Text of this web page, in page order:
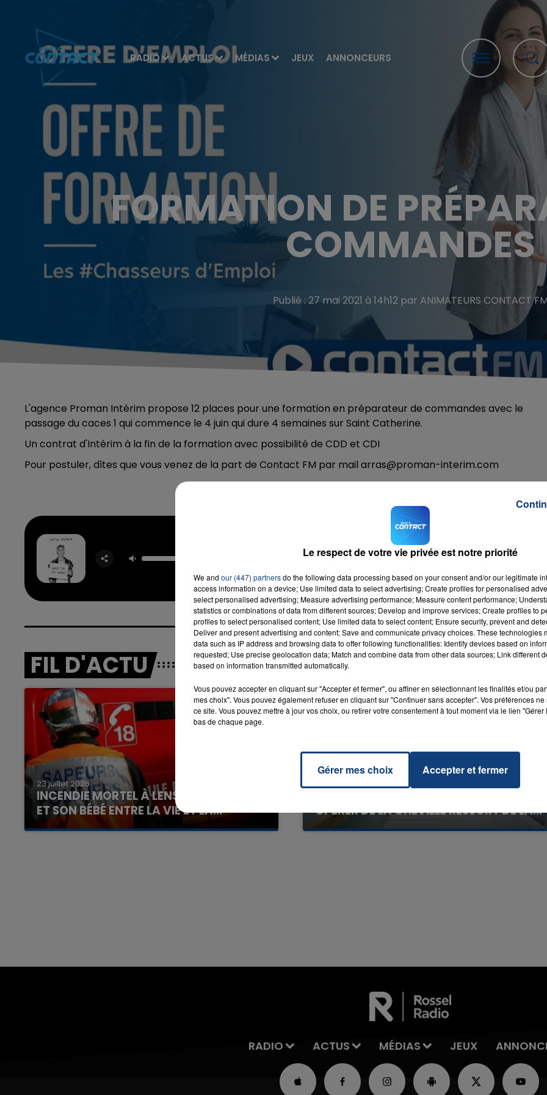
RADIO ACTUS MÉDIAS JEUX ANNONCEURS
FORMATION DE
COMMANDES
Publié : 27 mai 2021 à 14h12 par ANIMATEURS CONTACT FM
L'agence Proman Intérim propose 12 places pour une formation en préparateur de commandes avec le
passage du caces 1 qui commence le 4 juin qui dure 4 semaines sur Saint Catherine.
Un contrat d'Intérim à la fin de la formation avec possibilité de CDD et CDI
Pour postuler, dîtes que vous venez de la part de Contact FM par mail arras@proman-interim.com
RADIO CONTACT
FIL D'ACTU
23 juillet 2026
INCENDIE MORTEL À LENS : UNE FEMME
ET SON BÉBÉ ENTRE LA VIE ET LA...
Un homme s'est immolé par le feu après avoir
OPÉRER DE LA CHEVILLE RESSORT DE LA...
La famille a porté plainte contre la clinique qui a
RADIO ACTUS MÉDIAS JEUX
Le respect de votre vie privée est notre priorité
We and our (447) partnersdo the following data processing based on your consent and/or our legitimate
access information on a device; Use limited data to select advertising; Create profiles for personalised
select personalised advertising; Measure advertising performance; Measure content performance;
statistics or combinations of data from different sources; Develop and improve services; Create profiles to
profiles to select personalised content; Use limited data to select content; Ensure security, prevent and
Deliver and present advertising and content; Save and communicate privacy choices. These technologies
data such as IP address and browsing data to offer following functionalities: Identify devices based on
requested; Use precise geolocation data; Match and combine data from other data sources; Link different
based on information transmitted automatically.
Vous pouvez accepter en cliquant sur "Accepter et fermer", ou affiner en sélectionnant les finalités et/ou
mes choix". Vous pouvez également refuser en cliquant sur "Continuer sans accepter". Vos préférences
ce site. Vous pouvez mettre à jour vos choix, ou retirer votre consentement à tout moment via le lien
bas de chaque page.
Gérer mes choix Accepter et fermer